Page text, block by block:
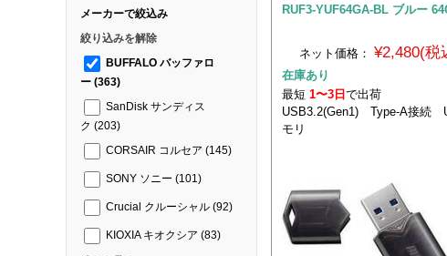
メーカーで絞込み
絞り込みを解除
BUFFALO バッファロ
ー (363)
SanDisk サンディス
ク (203)
CORSAIR コルセア (145)
SONY ソニー (101)
Crucial クルーシャル (92)
KIOXIA キオクシア (83)
RUF3-YUF64GA-BL ブルー
ネット価格： ¥2,480(税
在庫あり
最短 1〜3日 で出荷
USB3.2(Gen1) Type-A接続
モリ